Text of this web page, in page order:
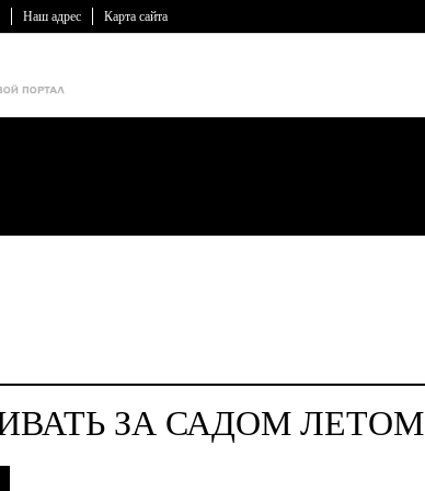
Наш адрес Карта сайта
ЗА САДОМ ЛЕТОМ